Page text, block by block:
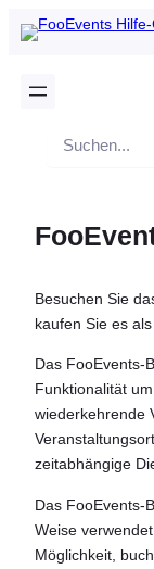
Suche
Besuchen Sie
kaufen Sie es
Das FooEvents-
Funktionalität
wiederkehrende
zeitabhängige
Das FooEvents-
Weise
Möglichkeit,